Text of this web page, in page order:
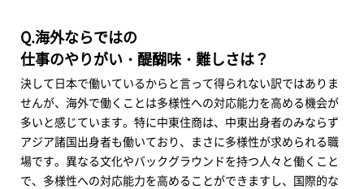
Q.海外ならではの
仕事のやりがい・醍醐味・難しさは？
決して日本で働いているからと言って得られない訳ではありま
せんが、海外で働くことは多様性への対応能力を高める機会が
多いと感じています。特に中東住商は、中東出身者のみならず
アジア諸国出身者も働いており、まさに多様性が求められる職
場です。異なる文化やバックグラウンドを持つ人々と働くこと
で、多様性への対応能力を高めることができますし、国際的な